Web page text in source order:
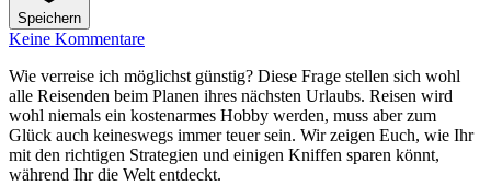
Speichern
Keine Kommentare
Wie verreise ich möglichst günstig? Diese Frage stellen sich wohl
alle Reisenden beim Planen ihres nächsten Urlaubs. Reisen wird
wohl niemals ein kostenarmes Hobby werden, muss aber zum
Glück auch keineswegs immer teuer sein. Wir zeigen Euch, wie Ihr
mit den richtigen Strategien und einigen Kniffen sparen könnt,
während Ihr die Welt entdeckt.